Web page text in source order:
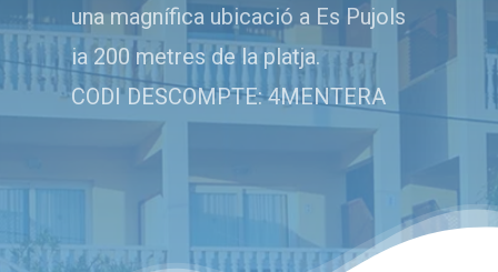
una magnífica ubicació a Es Pujols
ia 200 metres de la platja.
CODI DESCOMPTE: 4MENTERA